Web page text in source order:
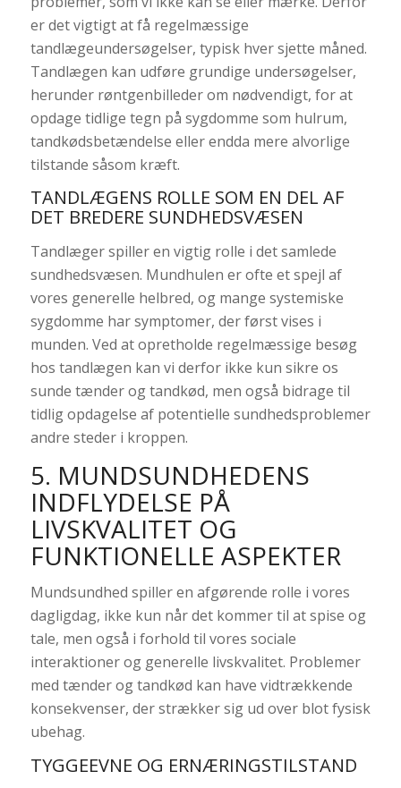
er det vigtigt at få regelmæssige
tandlægeundersøgelser, typisk hver sjette måned.
Tandlægen kan udføre grundige undersøgelser,
herunder røntgenbilleder om nødvendigt, for at
opdage tidlige tegn på sygdomme som hulrum,
tandkødsbetændelse eller endda mere alvorlige
tilstande såsom kræft.
TANDLÆGENS ROLLE SOM EN DEL AF
DET BREDERE SUNDHEDSVÆSEN
Tandlæger spiller en vigtig rolle i det samlede
sundhedsvæsen. Mundhulen er ofte et spejl af
vores generelle helbred, og mange systemiske
sygdomme har symptomer, der først vises i
munden. Ved at opretholde regelmæssige besøg
hos tandlægen kan vi derfor ikke kun sikre os
sunde tænder og tandkød, men også bidrage til
tidlig opdagelse af potentielle sundhedsproblemer
andre steder i kroppen.
5. MUNDSUNDHEDENS
INDFLYDELSE PÅ
LIVSKVALITET OG
FUNKTIONELLE ASPEKTER
Mundsundhed spiller en afgørende rolle i vores
dagligdag, ikke kun når det kommer til at spise og
tale, men også i forhold til vores sociale
interaktioner og generelle livskvalitet. Problemer
med tænder og tandkød kan have vidtrækkende
konsekvenser, der strækker sig ud over blot fysisk
ubehag.
TYGGEEVNE OG ERNÆRINGSTILSTAND